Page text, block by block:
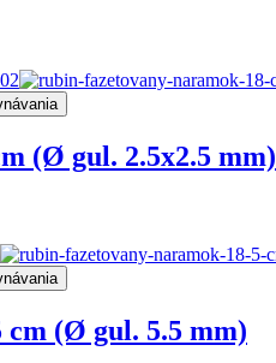
(Ø gul. 2.5x2.5 mm)
cm (Ø gul. 5.5 mm)